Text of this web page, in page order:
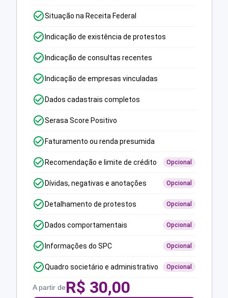
Situação na Receita Federal
Indicação de existência de protestos
Indicação de consultas recentes
Indicação de empresas vinculadas
Dados cadastrais completos
Serasa Score Positivo
Faturamento ou renda presumida
Recomendação e limite de crédito Opcional
Dívidas, negativas e anotações Opcional
Detalhamento de protestos Opcional
Dados comportamentais Opcional
Informações do SPC Opcional
Quadro societário e administrativo Opcional
A partir deR$ 30,00